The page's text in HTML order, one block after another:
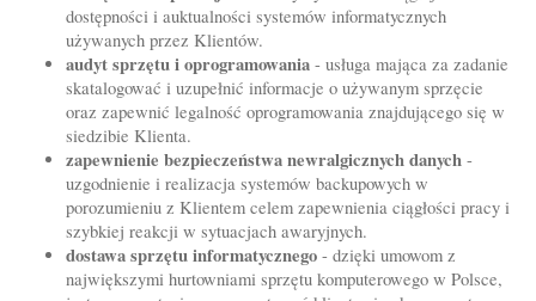
dostępności i auktualności systemów informatycznych
używanych przez Klientów.
audyt sprzętu i oprogramowania - usługa mająca za zadanie
skatalogować i uzupełnić informacje o używanym sprzęcie
oraz zapewnić legalność oprogramowania znajdującego się w
siedzibie Klienta.
zapewnienie bezpieczeństwa newralgicznych danych -
uzgodnienie i realizacja systemów backupowych w
porozumieniu z Klientem celem zapewnienia ciągłości pracy i
szybkiej reakcji w sytuacjach awaryjnych.
dostawa sprzętu informatycznego - dzięki umowom z
największymi hurtowniami sprzętu komputerowego w Polsce,